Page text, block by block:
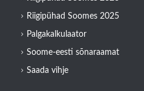
Riigipühad Soomes 2025
Palgakalkulaator
Soome-eesti sõnaraamat
Saada vihje